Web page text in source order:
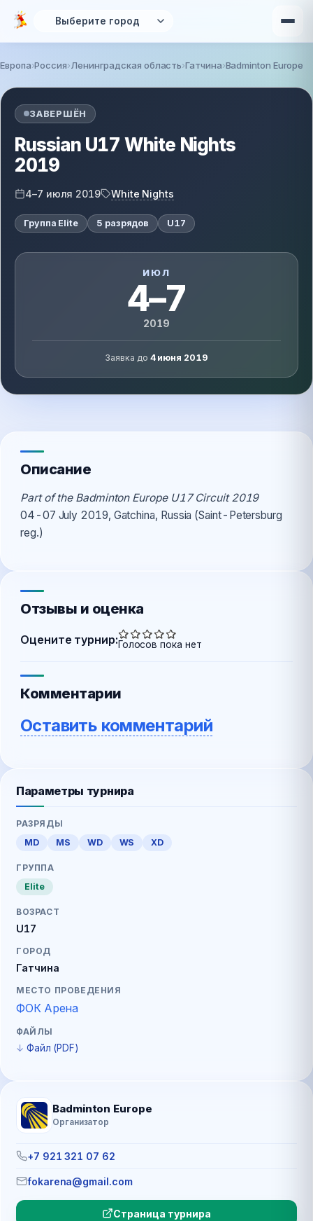
Перейти к основному содержанию
Вы здесь
Европа Россия Ленинградская область Гатчина Badminton Europe
ЗАВЕРШЁН
Russian U17 White Nights
2019
4–7 июля 2019 White Nights
Группа Elite 5 разрядов U17
ИЮЛ
4–7
2019
Заявка до 4 июня 2019
Описание
Part of the Badminton Europe U17 Circuit 2019
04-07 July 2019, Gatchina, Russia (Saint-Petersburg
reg.)
Отзывы и оценка
Оцените турнир:Голосов пока нет
Комментарии
Оставить комментарий
Параметры турнира
РАЗРЯДЫ
MD
MS WD WS XD
ГРУППА
Elite
ВОЗРАСТ
U17
ГОРОД
Гатчина
МЕСТО ПРОВЕДЕНИЯ
ФОК Арена
ФАЙЛЫ
Файл (PDF)
Badminton Europe
Организатор
+7 921 321 07 62
fokarena@gmail.com
Страница турнира